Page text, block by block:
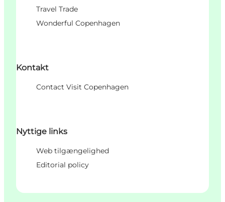
Travel Trade
Wonderful Copenhagen
Kontakt
Contact Visit Copenhagen
Nyttige links
Web tilgængelighed
Editorial policy